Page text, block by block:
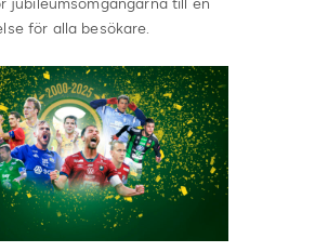
för alla besökare.